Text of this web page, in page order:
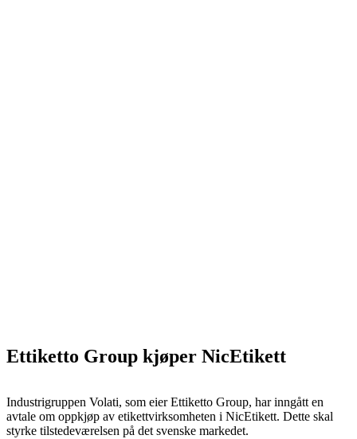
Ettiketto Group kjøper NicEtikett
Industrigruppen Volati, som eier Ettiketto Group, har inngått en
avtale om oppkjøp av etikettvirksomheten i NicEtikett. Dette skal
styrke tilstedeværelsen på det svenske markedet.